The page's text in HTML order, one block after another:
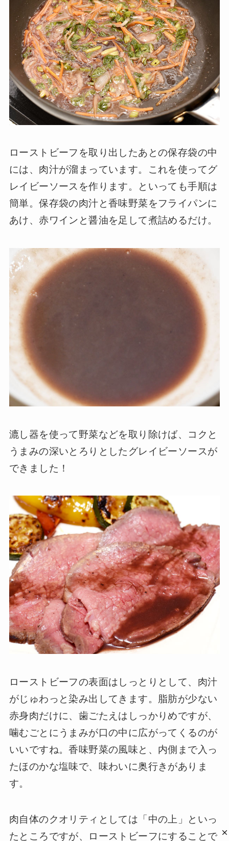
ローストビーフを取り出したあとの保存袋の中
には、肉汁が溜まっています。これを使ってグ
レイビーソースを作ります。といっても手順は
簡単。保存袋の肉汁と香味野菜をフライパンに
あけ、赤ワインと醤油を足して煮詰めるだけ。
漉し器を使って野菜などを取り除けば、コクと
うまみの深いとろりとしたグレイビーソースが
できました！
ローストビーフの表面はしっとりとして、肉汁
がじゅわっと染み出してきます。脂肪が少ない
赤身肉だけに、歯ごたえはしっかりめですが、
噛むごとにうまみが口の中に広がってくるのが
いいですね。香味野菜の風味と、内側まで入っ
たほのかな塩味で、味わいに奥行きがありま
す。
肉自体のクオリティとしては「中の上」といっ
たところですが、ローストビーフにすることで